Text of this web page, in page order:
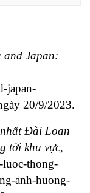
and Japan:
japan-
20/9/2023.
Đài Loan
tới khu vực,
luoc-thong-
anh-huong-